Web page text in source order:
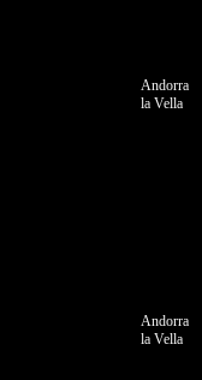
Andorra
la Vella
Andorra
la Vella